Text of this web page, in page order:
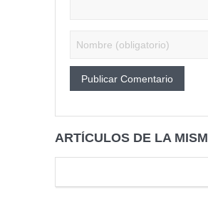
ARTÍCULOS DE LA